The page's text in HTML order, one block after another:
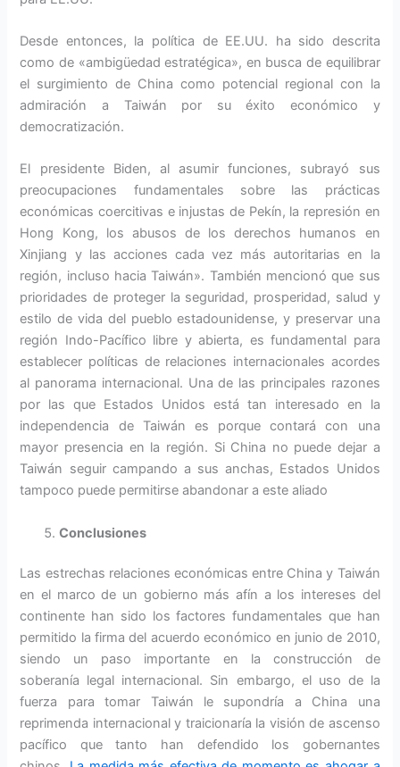
Desde entonces, la política de EE.UU. ha sido descrita
como de «ambigüedad estratégica», en busca de equilibrar
el surgimiento de China como potencial regional con la
admiración a Taiwán por su éxito económico y
democratización.
El presidente Biden, al asumir funciones, subrayó sus
preocupaciones fundamentales sobre las prácticas
económicas coercitivas e injustas de Pekín, la represión en
Hong Kong, los abusos de los derechos humanos en
Xinjiang y las acciones cada vez más autoritarias en la
región, incluso hacia Taiwán». También mencionó que sus
prioridades de proteger la seguridad, prosperidad, salud y
estilo de vida del pueblo estadounidense, y preservar una
región Indo-Pacífico libre y abierta, es fundamental para
establecer políticas de relaciones internacionales acordes
al panorama internacional. Una de las principales razones
por las que Estados Unidos está tan interesado en la
independencia de Taiwán es porque contará con una
mayor presencia en la región. Si China no puede dejar a
Taiwán seguir campando a sus anchas, Estados Unidos
tampoco puede permitirse abandonar a este aliado
Conclusiones
Las estrechas relaciones económicas entre China y Taiwán
en el marco de un gobierno más afín a los intereses del
continente han sido los factores fundamentales que han
permitido la firma del acuerdo económico en junio de 2010,
siendo un paso importante en la construcción de
soberanía legal internacional. Sin embargo, el uso de la
fuerza para tomar Taiwán le supondría a China una
reprimenda internacional y traicionaría la visión de ascenso
pacífico que tanto han defendido los gobernantes